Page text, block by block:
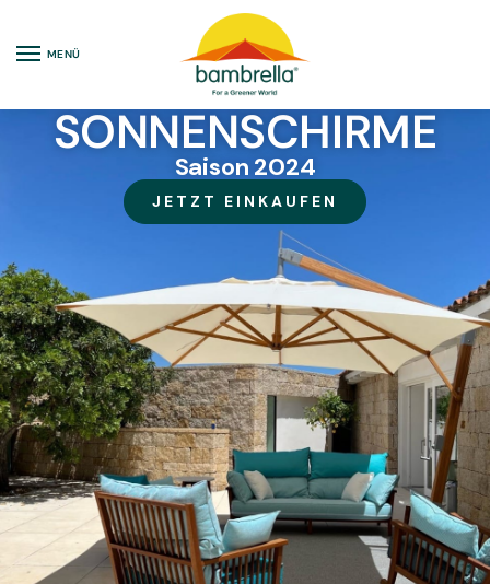
MENÜ
SONNENSCHIRME
Saison 2024
JETZT EINKAUFEN